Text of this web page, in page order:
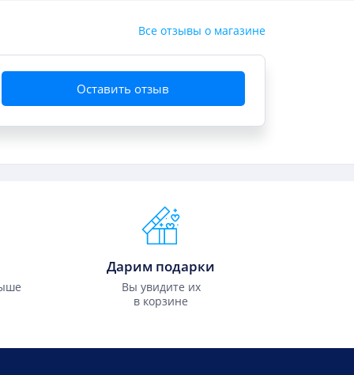
Все отзывы о магазине
Оставить отзыв
Дарим подарки
Вы увидите их
в корзине